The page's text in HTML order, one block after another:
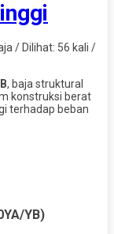
/ Dilihat: 56 kali /
, baja struktural
konstruksi berat
terhadap beban
YB)